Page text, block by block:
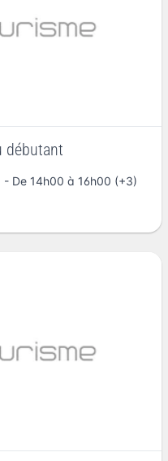
débutant
- De 14h00 à 16h00 (+3)